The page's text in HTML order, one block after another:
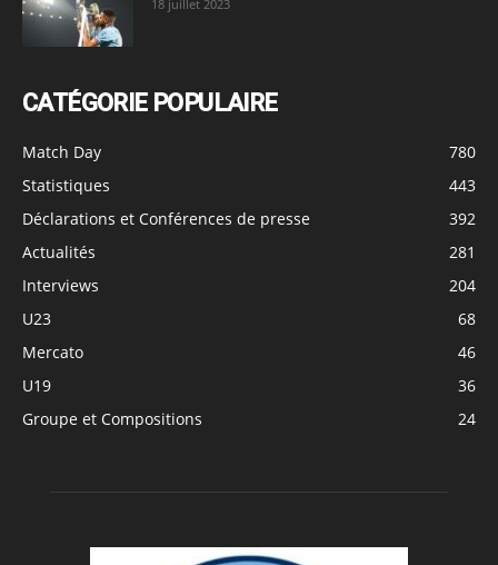
18 juillet 2023
CATÉGORIE POPULAIRE
Match Day
780
Statistiques
443
Déclarations et Conférences de presse
392
Actualités
281
Interviews
204
U23
68
Mercato
46
U19
36
Groupe et Compositions
24